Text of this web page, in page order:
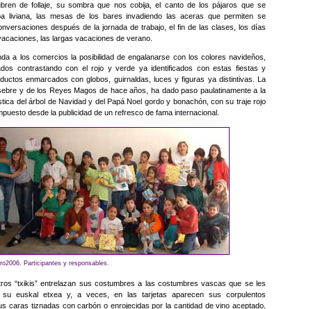
de follaje, su sombra que nos cobija, el canto de los pájaros que se
liviana, las mesas de los bares invadiendo las aceras que permiten se
después de la jornada de trabajo, el fin de las clases, los días
las largas vacaciones de verano.
a los comercios la posibilidad de engalanarse con los colores navideños,
contrastando con el rojo y verde ya identificados con estas fiestas y
enmarcados con globos, guirnaldas, luces y figuras ya distintivas. La
y de los Reyes Magos de hace años, ha dado paso paulatinamente a la
del árbol de Navidad y del Papá Noel gordo y bonachón, con su traje rojo
desde la publicidad de un refresco de fama internacional.
Participantes y responsables.
“txikis” entrelazan sus costumbres a las costumbres vascas que se les
su euskal etxea y, a veces, en las tarjetas aparecen sus corpulentos
caras tiznadas con carbón o enrojecidas por la cantidad de vino aceptado,